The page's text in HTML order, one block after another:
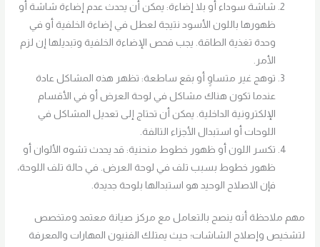
شاشة سوداء أو بلا إضاءة: يمكن أن يحدث عدم إضاءة شاشة أو
ظهورها باللون الأسود نتيجة لعطل في إضاءة الخلفية أو في
وحدة تغذية الطاقة. يجب فحص الإضاءة الخلفية وتبديلها إن لزم
الأمر.
توهج غير متساوٍ أو بقع ساطعة: تظهر هذه المشاكل عادة
عندما تكون هناك مشاكل في لوحة العرض أو في الأقسام
الإلكترونية الداخلية. يمكن أن تحتاج إلى تعديل المشاكل في
اللوحات أو استبدال الأجزاء التالفة.
تكسر اللون أو ظهور خطوط منحنية: قد يحدث تشوه الألوان أو
ظهور خطوط بسبب تلف في لوحة العرض. في حالة تلف اللوحة،
فإن الاصلاح الوحيد هو استبدالها بلوحة جديدة.
مهم ملاحظة أنه ينصح بالتعامل مع مركز صيانة معتمد ومتخصص
لتشخيص وإصلاح الشاشات؛ حيث يمتلك الفنيون المهارات والمعرفة